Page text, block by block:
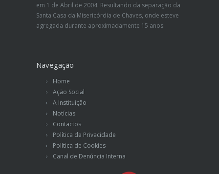
em 1 de Abril de 2004. Resultando da separação da
Santa Casa da Misericórdia de Chaves, onde esteve
agregada durante aproximadamente 15 anos.
Navegação
Home
Ação Social
A Instituição
Notícias
Contactos
Política de Privacidade
Política de Cookies
Canal de Denúncia Interna